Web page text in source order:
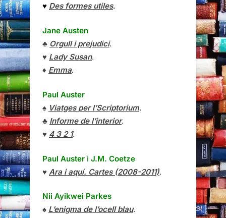
♥ Des formes utiles.
Jane Austen
♣ Orgull i prejudici.
♥ Lady Susan.
♦ Emma.
Paul Auster
♠ Viatges per l’Scriptorium.
♣ Informe de l’interior.
♥ 4 3 2 1.
Paul Auster i J.M. Coetze
♥ Ara i aquí. Cartes (2008-2011).
Nii Ayikwei Parkes
♠ L’enigma de l’ocell blau.